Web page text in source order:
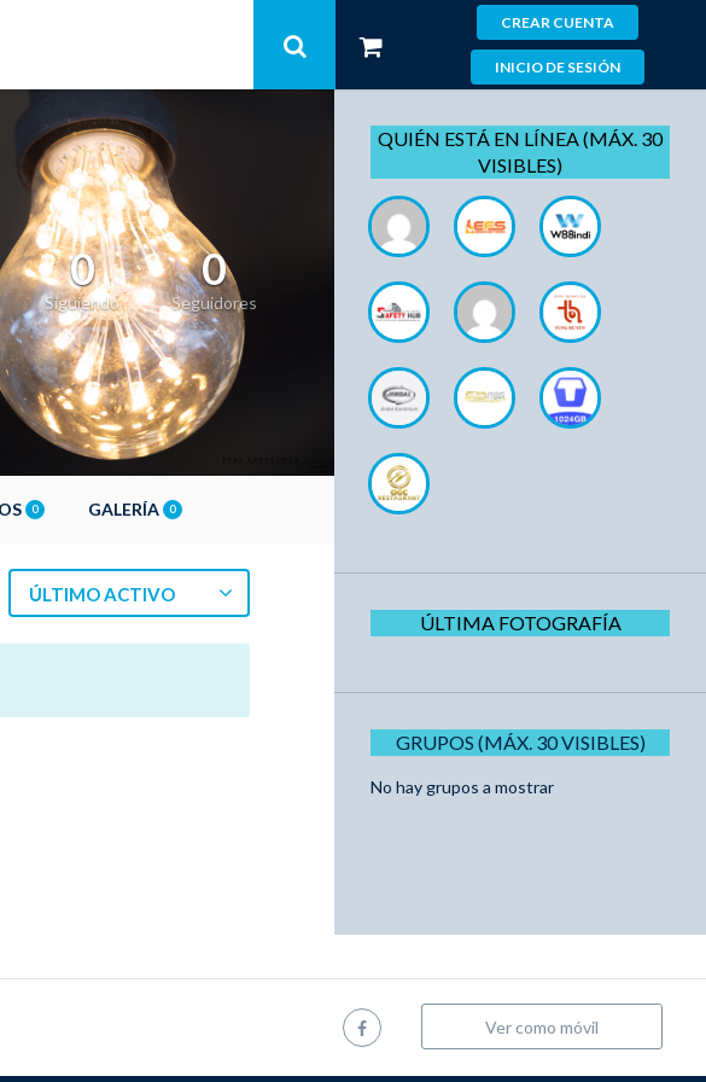
CREAR CUENTA
INICIO DE SESIÓN
0
Siguiendo
0
Seguidores
0 GALERÍA 0
ÚLTIMO ACTIVO
QUIÉN ESTÁ EN LÍNEA (MÁX. 30
VISIBLES)
ÚLTIMA FOTOGRAFÍA
GRUPOS (MÁX. 30 VISIBLES)
No hay grupos a mostrar